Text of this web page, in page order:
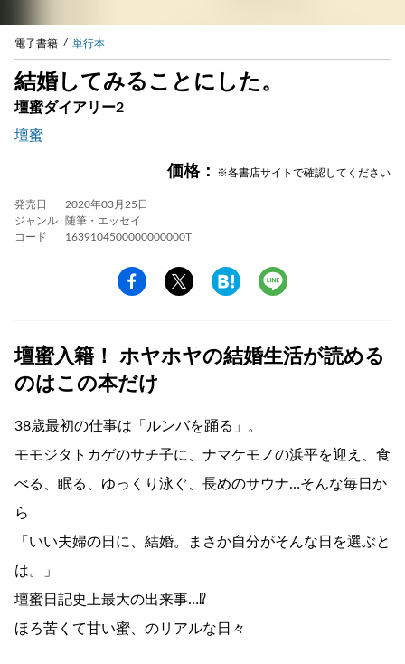
電子書籍 単行本
結婚してみることにした。
壇蜜ダイアリー2
壇蜜
価格： ※各書店サイトで確認してください
発売日
2020年03月25日
ジャンル
随筆・エッセイ
コード
1639104500000000000T
壇蜜入籍！ ホヤホヤの結婚生活が読める
のはこの本だけ
38歳最初の仕事は「ルンバを踊る」。
モモジタトカゲのサチ子に、ナマケモノの浜平を迎え、食
べる、眠る、ゆっくり泳ぐ、長めのサウナ…そんな毎日か
ら
「いい夫婦の日に、結婚。まさか自分がそんな日を選ぶと
は。」
壇蜜日記史上最大の出来事…⁉︎
ほろ苦くて甘い蜜、のリアルな日々